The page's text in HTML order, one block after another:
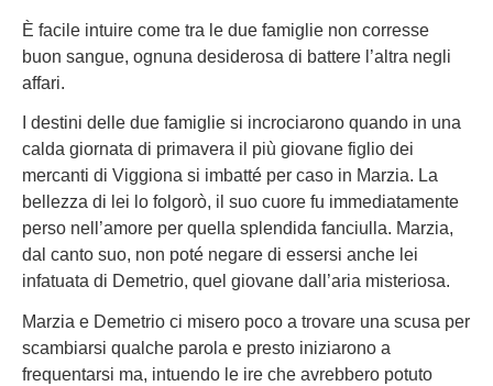
È facile intuire come tra le due famiglie non corresse
buon sangue, ognuna desiderosa di battere l’altra negli
affari.
I destini delle due famiglie si incrociarono quando in una
calda giornata di primavera il più giovane figlio dei
mercanti di Viggiona si imbatté per caso in Marzia. La
bellezza di lei lo folgorò, il suo cuore fu immediatamente
perso nell’amore per quella splendida fanciulla. Marzia,
dal canto suo, non poté negare di essersi anche lei
infatuata di Demetrio, quel giovane dall’aria misteriosa.
Marzia e Demetrio ci misero poco a trovare una scusa per
scambiarsi qualche parola e presto iniziarono a
frequentarsi ma, intuendo le ire che avrebbero potuto